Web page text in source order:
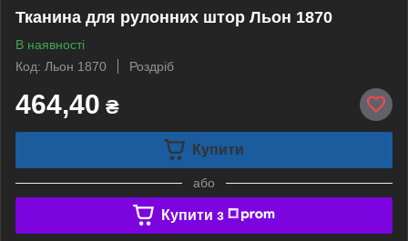
Тканина для рулонних штор Льон 1870
В наявності
Код: Льон 1870
Роздріб
464,40 ₴
Купити
або
Купити з